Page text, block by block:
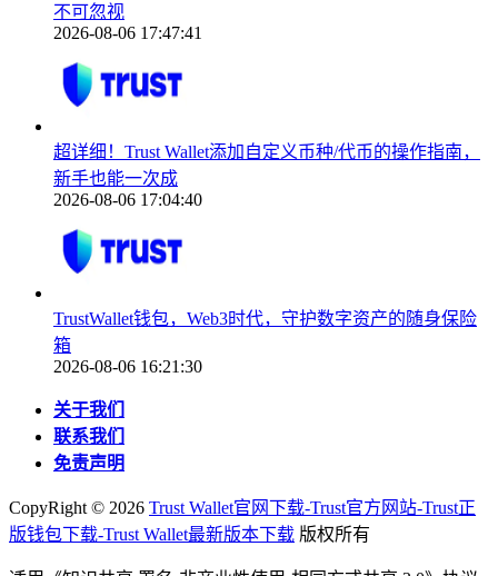
不可忽视
2026-08-06 17:47:41
超详细！Trust Wallet添加自定义币种/代币的操作指南，
新手也能一次成
2026-08-06 17:04:40
TrustWallet钱包，Web3时代，守护数字资产的随身保险
箱
2026-08-06 16:21:30
关于我们
联系我们
免责声明
CopyRight © 2026 Trust Wallet官网下载-Trust官方网站-Trust正
版钱包下载-Trust Wallet最新版本下载 版权所有